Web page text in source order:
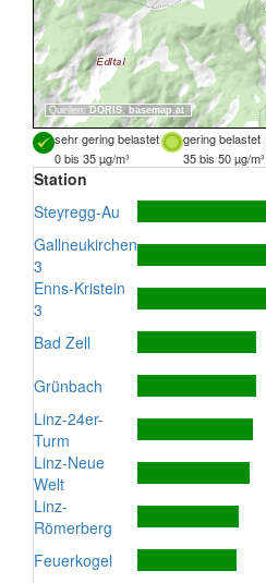
Quellen: DORIS, basemap.at
sehr gering belastet gering belastet
0 bis 35 µg/m³
35 bis 50 µg/m³
Station
Steyregg-Au
Gallneukirchen
3
Enns-Kristein
3
Bad Zell
Grünbach
Linz-24er-
Turm
Linz-Neue
Welt
Linz-
Römerberg
Feuerkogel